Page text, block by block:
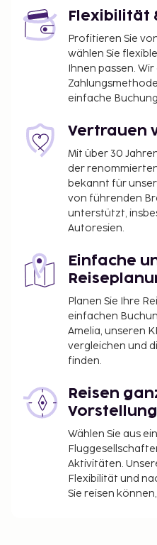
findest du auf deiner
Im Mietpreis der
obligatorische
enthalten.
Flexibilität
Profitieren Sie
wählen Sie
Ihnen passen.
einfache
Vertrauen
Mit über 30
der
bekannt für
von führenden
unterstützt,
Autoresien.
Einfache
Planen Sie Ihre
einfachen
Amelia, unseren
vergleichen und
finden.
Reisen
Wählen Sie aus
Aktivitäten.
Flexibilität und
Sie reisen